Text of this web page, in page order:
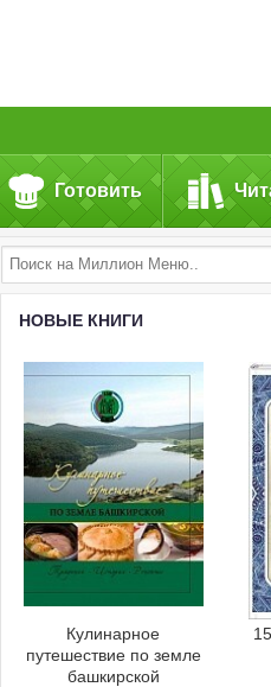
Готовить
НОВЫЕ КНИГИ
Кулинарное
путешествие по земле
башкирской